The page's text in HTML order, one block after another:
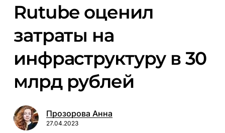
Rutube оценил
затраты на
инфраструктуру в 30
млрд рублей
Прозорова Анна
27.04.2023